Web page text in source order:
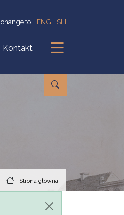
change to ENGLISH
Kontakt
Podmenu
Strona główna